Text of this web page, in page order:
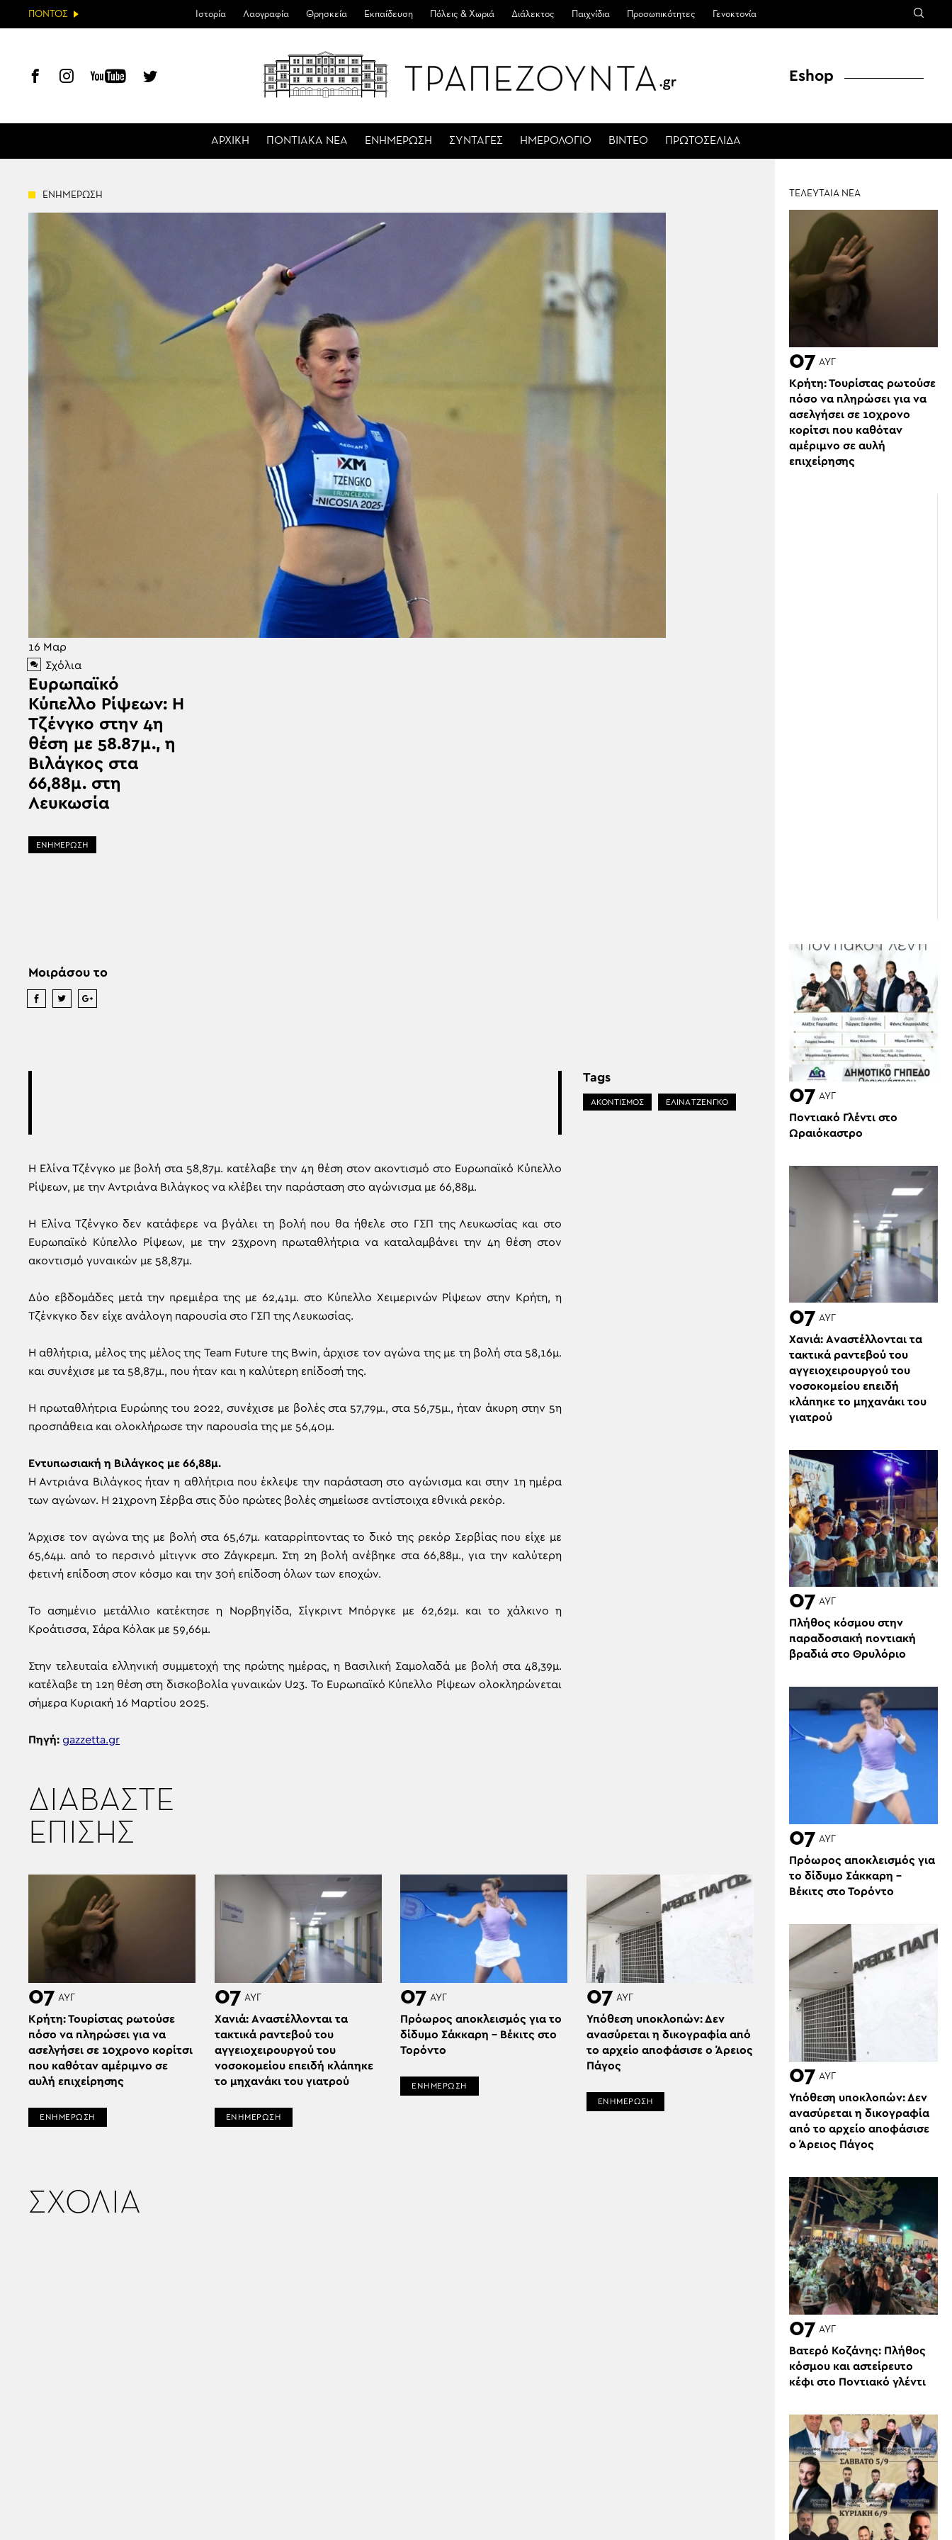
ΠΟΝΤΟΣ Ιστορία Λαογραφία Θρησκεία Εκπαίδευση Πόλεις & Χωριά Διάλεκτος Παιχνίδια Προσωπικότητες Γενοκτονία
ΑΡΧΙΚΗ ΠΟΝΤΙΑΚΑ ΝΕΑ ΕΝΗΜΕΡΩΣΗ ΣΥΝΤΑΓΕΣ ΗΜΕΡΟΛΟΓΙΟ ΒΙΝΤΕΟ ΠΡΩΤΟΣΕΛΙΔΑ
Eshop
ΕΝΗΜΕΡΩΣΗ
16 Μαρ
Σχόλια
Ευρωπαϊκό
Κύπελλο Ρίψεων: Η
Τζένγκο στην 4η
θέση με 58.87μ., η
Βιλάγκος στα
66,88μ. στη
Λευκωσία
ΕΝΗΜΕΡΩΣΗ
Μοιράσου το
Η Ελίνα Τζένγκο με βολή στα 58,87μ. κατέλαβε την 4η θέση στον ακοντισμό στο Ευρωπαϊκό Κύπελλο
Ρίψεων, με την Αντριάνα Βιλάγκος να κλέβει την παράσταση στο αγώνισμα με 66,88μ.
Η Ελίνα Τζένγκο δεν κατάφερε να βγάλει τη βολή που θα ήθελε στο ΓΣΠ της Λευκωσίας και στο
Ευρωπαϊκό Κύπελλο Ρίψεων, με την 23χρονη πρωταθλήτρια να καταλαμβάνει την 4η θέση στον
ακοντισμό γυναικών με 58,87μ.
Δύο εβδομάδες μετά την πρεμιέρα της με 62,41μ. στο Κύπελλο Χειμερινών Ρίψεων στην Κρήτη, η
Τζένκγκο δεν είχε ανάλογη παρουσία στο ΓΣΠ της Λευκωσίας.
Η αθλήτρια, μέλος της μέλος της Team Future της Bwin, άρχισε τον αγώνα της με τη βολή στα 58,16μ.
και συνέχισε με τα 58,87μ., που ήταν και η καλύτερη επίδοσή της.
Η πρωταθλήτρια Ευρώπης του 2022, συνέχισε με βολές στα 57,79μ., στα 56,75μ., ήταν άκυρη στην 5η
προσπάθεια και ολοκλήρωσε την παρουσία της με 56,40μ.
Εντυπωσιακή η Βιλάγκος με 66,88μ.
Η Αντριάνα Βιλάγκος ήταν η αθλήτρια που έκλεψε την παράσταση στο αγώνισμα και στην 1η ημέρα
των αγώνων. Η 21χρονη Σέρβα στις δύο πρώτες βολές σημείωσε αντίστοιχα εθνικά ρεκόρ.
Άρχισε τον αγώνα της με βολή στα 65,67μ. καταρρίπτοντας το δικό της ρεκόρ Σερβίας που είχε με
65,64μ. από το περσινό μίτιγνκ στο Ζάγκρεμπ. Στη 2η βολή ανέβηκε στα 66,88μ., για την καλύτερη
φετινή επίδοση στον κόσμο και την 30ή επίδοση όλων των εποχών.
Το ασημένιο μετάλλιο κατέκτησε η Νορβηγίδα, Σίγκριντ Μπόργκε με 62,62μ. και το χάλκινο η
Κροάτισσα, Σάρα Κόλακ με 59,66μ.
Στην τελευταία ελληνική συμμετοχή της πρώτης ημέρας, η Βασιλική Σαμολαδά με βολή στα 48,39μ.
κατέλαβε τη 12η θέση στη δισκοβολία γυναικών U23. Το Ευρωπαϊκό Κύπελλο Ρίψεων ολοκληρώνεται
σήμερα Κυριακή 16 Μαρτίου 2025.
Πηγή: gazzetta.gr
Tags
ΑΚΟΝΤΙΣΜΟΣ ΕΛΊΝΑ ΤΖΈΝΓΚΟ
ΔΙΑΒΑΣΤΕ
ΕΠΙΣΗΣ
07 ΑΥΓ
Κρήτη: Τουρίστας ρωτούσε
πόσο να πληρώσει για να
ασελγήσει σε 10χρονο κορίτσι
που καθόταν αμέριμνο σε
αυλή επιχείρησης
ΕΝΗΜΕΡΩΣΗ
07 ΑΥΓ
Χανιά: Aναστέλλονται τα
τακτικά ραντεβού του
αγγειοχειρουργού του
νοσοκομείου επειδή κλάπηκε
το μηχανάκι του γιατρού
ΕΝΗΜΕΡΩΣΗ
07 ΑΥΓ
Πρόωρος αποκλεισμός για το
δίδυμο Σάκκαρη – Βέκιτς στο
Τορόντο
ΕΝΗΜΕΡΩΣΗ
07 ΑΥΓ
Υπόθεση υποκλοπών: Δεν
ανασύρεται η δικογραφία από
το αρχείο αποφάσισε ο Άρειος
Πάγος
ΕΝΗΜΕΡΩΣΗ
ΣΧΟΛΙΑ
ΤΕΛΕΥΤΑΙΑ ΝΕΑ
07 ΑΥΓ
Κρήτη: Τουρίστας ρωτούσε
πόσο να πληρώσει για να
ασελγήσει σε 10χρονο
κορίτσι που καθόταν
αμέριμνο σε αυλή
επιχείρησης
07 ΑΥΓ
Ποντιακό Γλέντι στο
Ωραιόκαστρο
07 ΑΥΓ
Χανιά: Aναστέλλονται τα
τακτικά ραντεβού του
αγγειοχειρουργού του
νοσοκομείου επειδή
κλάπηκε το μηχανάκι του
γιατρού
07 ΑΥΓ
Πλήθος κόσμου στην
παραδοσιακή ποντιακή
βραδιά στο Θρυλόριο
07 ΑΥΓ
Πρόωρος αποκλεισμός για
το δίδυμο Σάκκαρη –
Βέκιτς στο Τορόντο
07 ΑΥΓ
Υπόθεση υποκλοπών: Δεν
ανασύρεται η δικογραφία
από το αρχείο αποφάσισε
ο Άρειος Πάγος
07 ΑΥΓ
Βατερό Κοζάνης: Πλήθος
κόσμου και αστείρευτο
κέφι στο Ποντιακό γλέντι